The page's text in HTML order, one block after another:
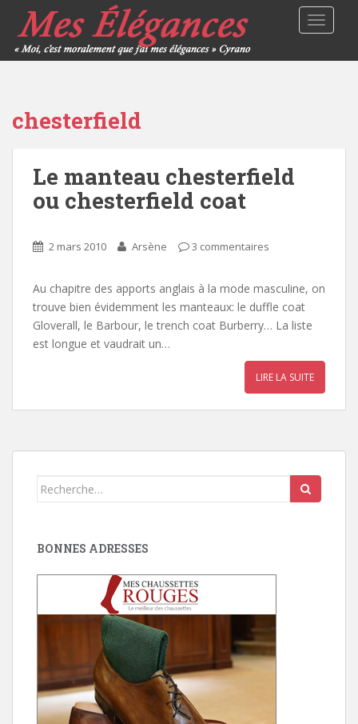
chesterfield
Le manteau chesterfield
ou chesterfield coat
2 mars 2010 Arsène 3 commentaires
Au chapitre des apports anglais à la mode masculine, on
trouve bien évidemment les manteaux: le duffle coat
Gloverall, le Barbour, le trench coat Burberry… La liste
est longue et vaudrait un…
LIRE LA SUITE
Search
BONNES ADRESSES